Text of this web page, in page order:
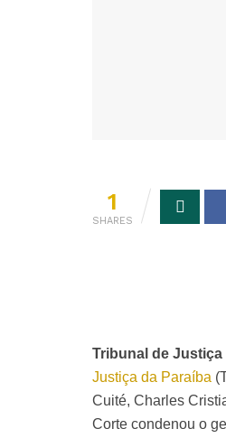
1
SHARES
Tribunal de
Justiça da Paraíba
Cuité, Charles
Corte condenou o